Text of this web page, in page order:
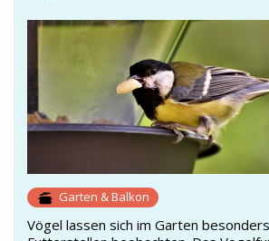
Garten & Balkon
Vögel lassen sich im Garten